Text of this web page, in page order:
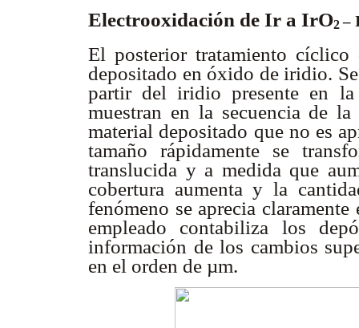
Electrooxidación de Ir a IrO2–
El posterior tratamiento
depositado en óxido de iridio.
partir del iridio presente en la
muestran en la secuencia de la
material depositado que no es
tamaño rápidamente se
translucida y a medida que
cobertura aumenta y la
fenómeno se aprecia
empleado contabiliza los
información de los cambios
en el orden de µm.